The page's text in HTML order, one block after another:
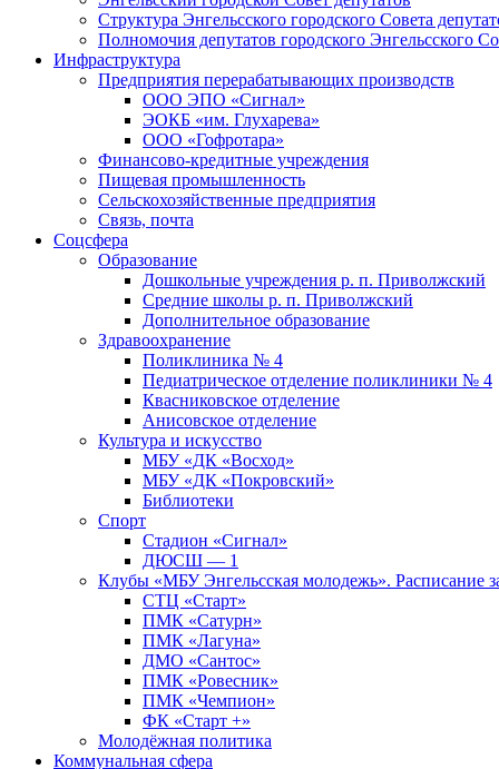
Структура Энгельсского городского Совета
Полномочия депутатов городского Энгельсского
Инфраструктура
Предприятия перерабатывающих производств
ООО ЭПО «Сигнал»
ЭОКБ «им. Глухарева»
ООО «Гофротара»
Финансово-кредитные учреждения
Пищевая промышленность
Сельскохозяйственные предприятия
Связь, почта
Соцсфера
Образование
Дошкольные учреждения р. п. Приволжский
Средние школы р. п. Приволжский
Дополнительное образование
Здравоохранение
Поликлиника № 4
Педиатрическое отделение поликлиники № 4
Квасниковское отделение
Анисовское отделение
Культура и искусство
МБУ «ДК «Восход»
МБУ «ДК «Покровский»
Библиотеки
Спорт
Стадион «Сигнал»
ДЮСШ — 1
Клубы «МБУ Энгельсская молодежь». Расписание
СТЦ «Старт»
ПМК «Сатурн»
ПМК «Лагуна»
ДМО «Сантос»
ПМК «Ровесник»
ПМК «Чемпион»
ФК «Старт +»
Молодёжная политика
Коммунальная сфера